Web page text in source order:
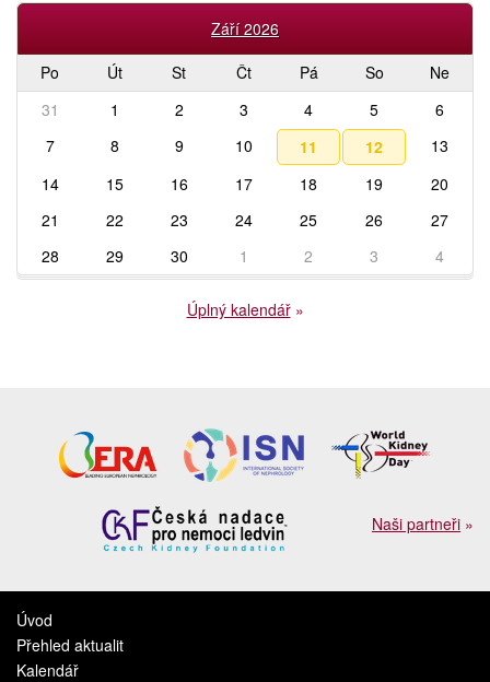
Září 2026
Po
Út St Čt Pá So
Ne
31
1 2 3 4 5
6
7
8 9 10 11 12
13
14
15 16 17 18 19
20
21
22 23 24 25 26
27
28
29 30 1 2 3 4
Úplný kalendář»
Naši partneři »
Úvod
Přehled aktualit
Kalendář